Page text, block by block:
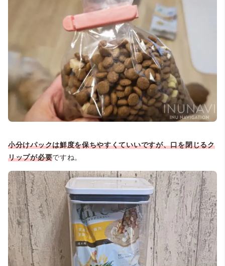
小分けパックは鮮度を保ちやすくていいですが、口を閉じるク
リップが必要ですね。